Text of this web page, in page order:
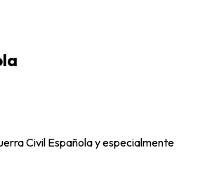
Civil Española y especialmente